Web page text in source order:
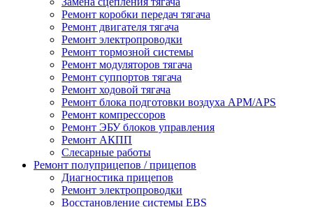
Ремонт коробки передач тягача
Ремонт двигателя тягача
Ремонт электропроводки
Ремонт тормозной системы
Ремонт модуляторов тягача
Ремонт суппортов тягача
Ремонт ходовой тягача
Ремонт блока подготовки воздуха APM/APS
Ремонт компрессоров
Ремонт ЭБУ блоков управления
Ремонт АКПП
Слесарные работы
Ремонт полуприцепов / прицепов
Диагностика прицепов
Ремонт электропроводки
Восстановление системы EBS